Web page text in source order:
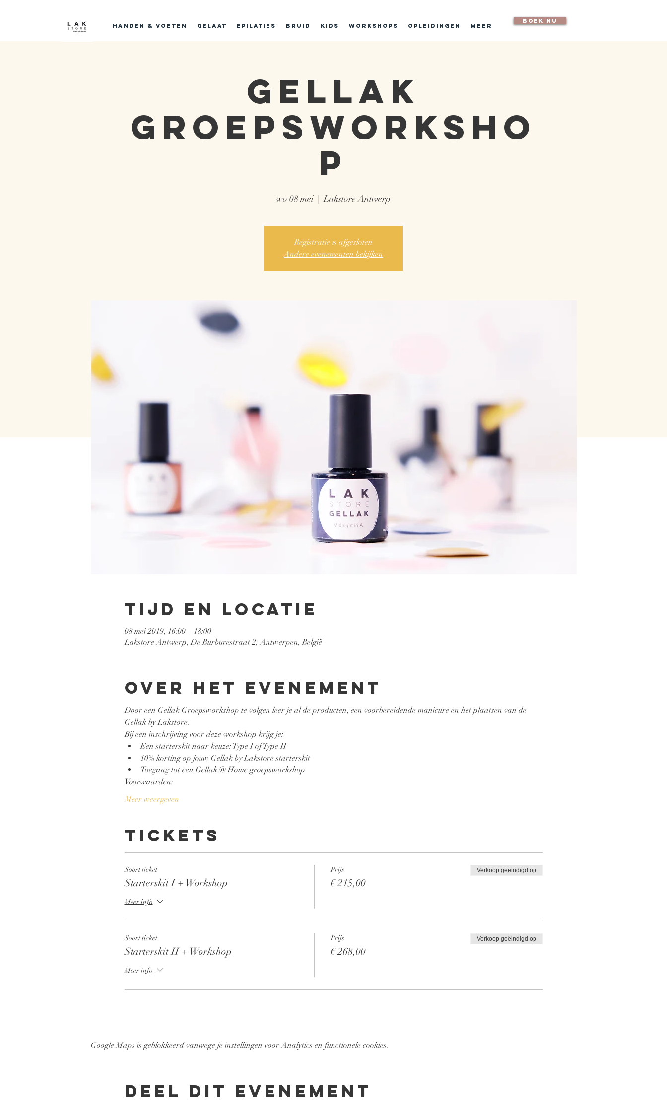
Handen & voeten Gelaat Epilaties BRUID Kids Workshops Opleidingen Meer
boek nu
Gellak
Groepsworksho
p
wo 08 mei
  |
Lakstore Antwerp
Registratie is afgesloten
Andere evenementen bekijken
Tijd en locatie
08 mei 2019, 16:00 – 18:00
Lakstore Antwerp, De Burburestraat 2, Antwerpen, België
Over het evenement
Door een Gellak Groepsworkshop te volgen leer je al de producten, een voorbereidende manicure en het plaatsen van de
Gellak by Lakstore.
Bij een inschrijving voor deze workshop krijg je:
Een starterskit naar keuze: Type I of Type II
10% korting op jouw Gellak by Lakstore starterskit
Toegang tot een Gellak @ Home groepsworkshop
Voorwaarden:
Meer weergeven
Tickets
Soort ticket
Starterskit I + Workshop
Meer info
Prijs
€ 215,00
Verkoop geëindigd op
Soort ticket
Starterskit II + Workshop
Meer info
Prijs
€ 268,00
Verkoop geëindigd op
Google Maps is geblokkeerd vanwege je instellingen voor Analytics en functionele cookies.
Deel dit evenement